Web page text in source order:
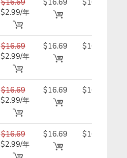
$2.99/年
$16.69
$2.99/年
$16.69
$16.69/
$16.69
$2.99/年
$16.69
$16.69/
$16.69
$2.99/年
$16.69
$16.69/